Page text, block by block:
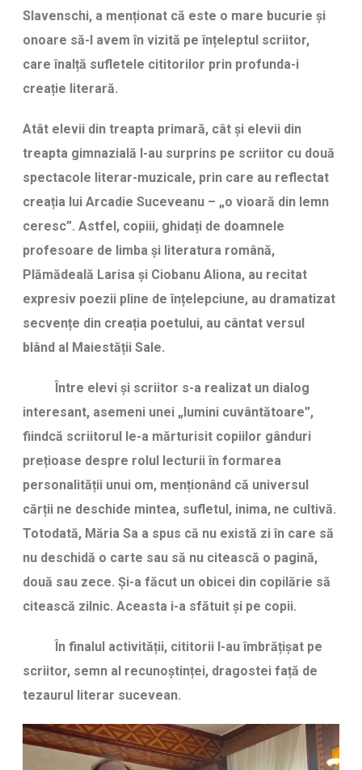
Slavenschi, a menționat că este o mare bucurie și
onoare să-l avem în vizită pe înțeleptul scriitor,
care înalță sufletele cititorilor prin profunda-i
creație literară.
Atât elevii din treapta primară, cât și elevii din
treapta gimnazială l-au surprins pe scriitor cu două
spectacole literar-muzicale, prin care au reflectat
creația lui Arcadie Suceveanu – „o vioară din lemn
ceresc”. Astfel, copiii, ghidați de doamnele
profesoare de limba și literatura română,
Plămădeală Larisa și Ciobanu Aliona, au recitat
expresiv poezii pline de înțelepciune, au dramatizat
secvențe din creația poetului, au cântat versul
blând al Maiestății Sale.
Între elevi și scriitor s-a realizat un dialog
interesant, asemeni unei „lumini cuvântătoare”,
fiindcă scriitorul le-a mărturisit copiilor gânduri
prețioase despre rolul lecturii în formarea
personalității unui om, menționând că universul
cărții ne deschide mintea, sufletul, inima, ne cultivă.
Totodată, Măria Sa a spus că nu există zi în care să
nu deschidă o carte sau să nu citească o pagină,
două sau zece. Şi-a făcut un obicei din copilărie să
citească zilnic. Aceasta i-a sfătuit și pe copii.
În finalul activității, cititorii l-au îmbrățișat pe
scriitor, semn al recunoștinței, dragostei față de
tezaurul literar sucevean.